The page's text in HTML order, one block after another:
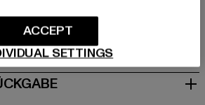
SETTINGS
ACCEPT